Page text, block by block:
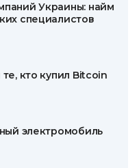
Украины: найм
специалистов
кто купил Bitcoin
электромобиль